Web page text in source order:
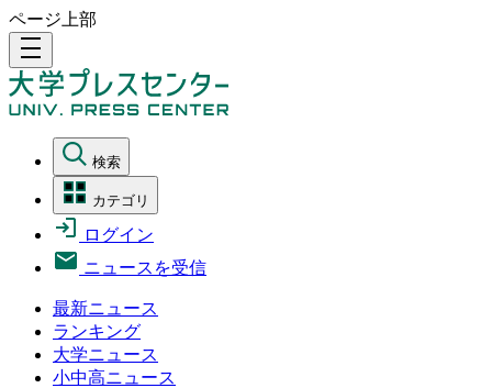
ページ上部
density_medium
検索
カテゴリ
ログイン
ニュースを受信
最新ニュース
ランキング
大学ニュース
小中高ニュース